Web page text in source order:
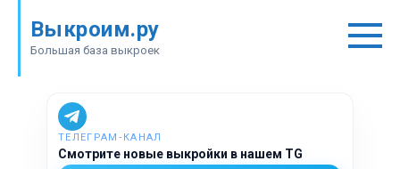
контенту
Выкроим.ру
Большая база выкроек
ТЕЛЕГРАМ‑КАНАЛ
Смотрите новые выкройки в нашем TG